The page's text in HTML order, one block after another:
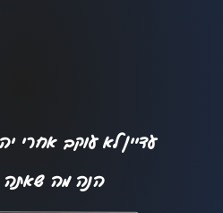
עדיין לא עוקב אחרי
הנה מה